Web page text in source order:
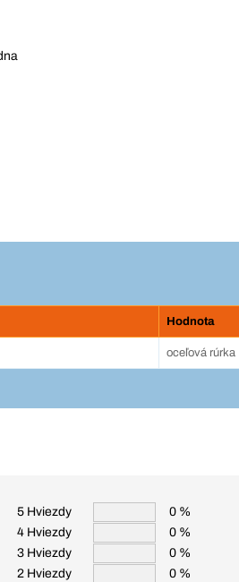
Hodnota
oceľová rúrka
5 Hviezdy
0 %
4 Hviezdy
0 %
3 Hviezdy
0 %
2 Hviezdy
0 %